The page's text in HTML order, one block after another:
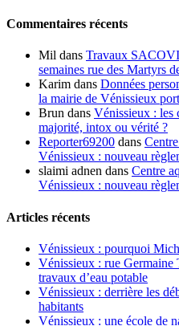
Commentaires récents
Mil dans Travaux
semaines rue des Martyrs
Karim dans Données
la mairie de Vénissieux
Brun dans Vénissieux : les
majorité, intox ou vérité ?
Reporter69200 dans
Vénissieux : nouveau
slaimi adnen dans Centre
Vénissieux : nouveau
Articles récents
Vénissieux : pourquoi
Vénissieux : rue
travaux d’eau potable
Vénissieux : derrière les
habitants
Vénissieux : une école de